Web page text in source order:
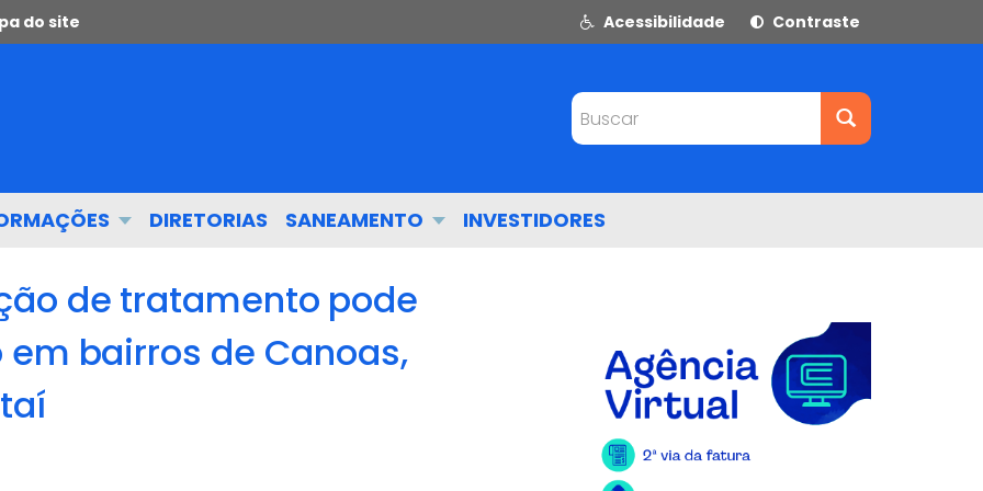
do site Acessibilidade Contraste
Buscar
DIRETORIAS SANEAMENTO INVESTIDORES
de tratamento pode
bairros de Canoas,